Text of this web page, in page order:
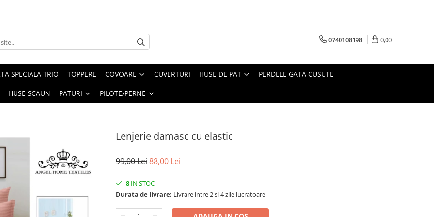
0740108198 0,00
SPECIALA TRIO TOPPERE COVOARE CUVERTURI HUSE DE PAT PERDELE GATA CUSUTE
HUSE SCAUN PATURI PILOTE/PERNE
Lenjerie damasc cu elastic
99,00 Lei88,00 Lei
8 IN STOC
Durata de livrare: Livrare intre 2 si 4 zile lucratoare